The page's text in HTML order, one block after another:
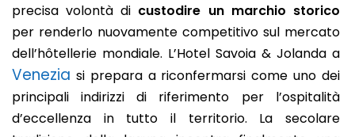
precisa volontà di custodire un marchio storico
per renderlo nuovamente competitivo sul mercato
dell’hôtellerie mondiale. L’Hotel Savoia & Jolanda a
Venezia si prepara a riconfermarsi come uno dei
principali indirizzi di riferimento per l’ospitalità
d’eccellenza in tutto il territorio. La secolare